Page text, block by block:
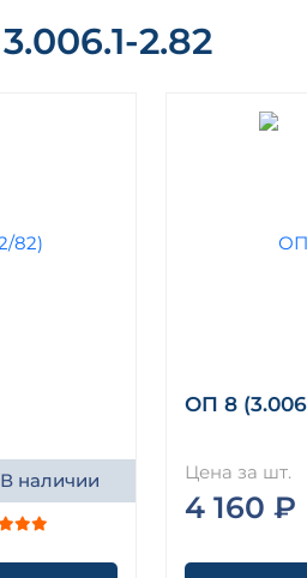
2.82
В наличии
ОП 8
Цена за шт.
4 160 ₽